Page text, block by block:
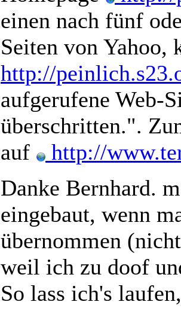
einen nach fünf
Seiten von
http://
aufgerufene Web-
überschritten.".
auf
http://
Danke Bernhard.
eingebaut, wenn
übernommen
weil ich zu doof
So lass ich's